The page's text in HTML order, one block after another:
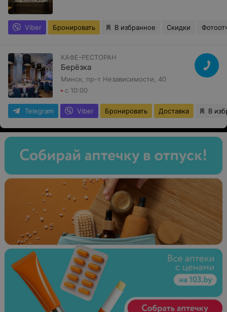
Viber Бронировать В избранное Скидки
КАФЕ-РЕСТОРАН
Берёзка
Минск, пр-т Независимости, 40
с 10:00
Telegram Viber Бронировать Доставка В